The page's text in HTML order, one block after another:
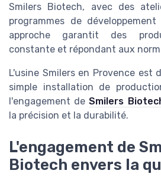
Smilers Biotech, avec des
programmes de
approche garantit des
constante et répondant aux
L'usine Smilers en Provence est
simple installation de
l'engagement deSmilers
la précision et la durabilité.
L'engagement de
Biotech envers la